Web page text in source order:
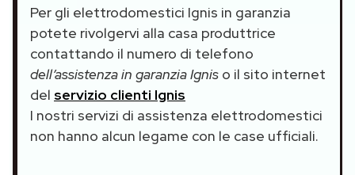
Per gli elettrodomestici Ignis in garanzia
potete rivolgervi alla casa produttrice
contattando il numero di telefono
dell’assistenza in garanzia Ignis o il sito internet
del servizio clienti Ignis
I nostri servizi di assistenza elettrodomestici
non hanno alcun legame con le case ufficiali.